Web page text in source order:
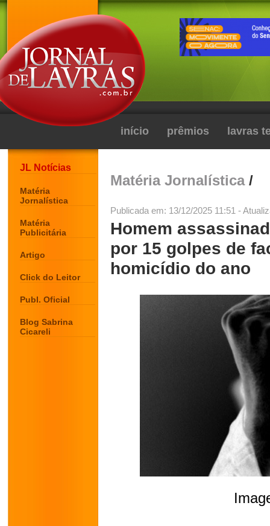
início prêmios lavras
JL Notícias
Matéria
Jornalística
Matéria
Publicitária
Artigo
Click do Leitor
Publ. Oficial
Blog Sabrina
Cicareli
Matéria Jornalística/
Publicada em: 13/12/2025 11:51 -
Homem
por 15 golpes de
homicídio do ano